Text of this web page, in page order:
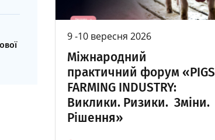
9 -10 вересня 2026
Міжнародний
практичний форум «PIGS
FARMING INDUSTRY:
Виклики. Ризики. Зміни.
Рішення»